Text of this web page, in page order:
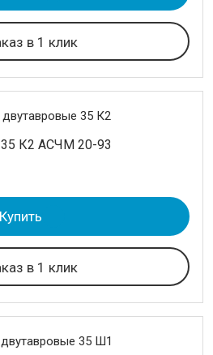
в 1 клик
К2 АСЧМ 20-93
Купить
в 1 клик